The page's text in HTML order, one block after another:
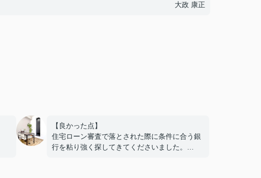
大政 康正
【良かった点】
住宅ローン審査で落とされた際に条件に合う銀
行を粘り強く探してきてくださいました。